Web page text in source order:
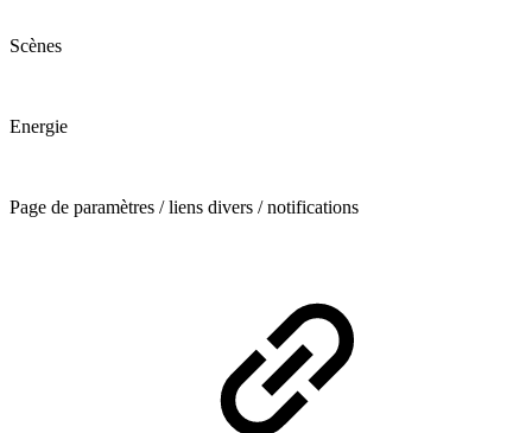
Scènes
Energie
Page de paramètres / liens divers / notifications